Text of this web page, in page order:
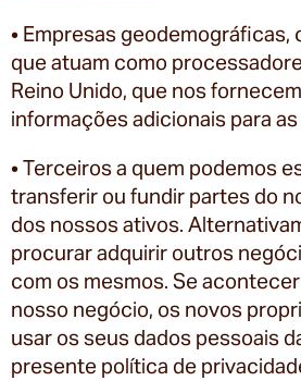
• Empresas geodemográficas,
que atuam como
Reino Unido, que nos
informações adicionais para
• Terceiros a quem podemos
transferir ou fundir partes do
dos nossos ativos.
procurar adquirir outros
com os mesmos. Se
nosso negócio, os novos
usar os seus dados pessoais
presente política de